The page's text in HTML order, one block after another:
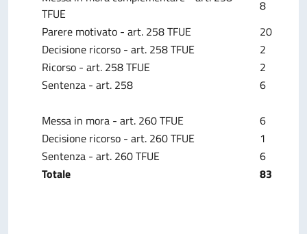
TFUE
8
Parere motivato - art. 258 TFUE
20
Decisione ricorso - art. 258 TFUE
2
Ricorso - art. 258 TFUE
2
Sentenza - art. 258
6
Messa in mora - art. 260 TFUE
6
Decisione ricorso - art. 260 TFUE
1
Sentenza - art. 260 TFUE
6
Totale
83